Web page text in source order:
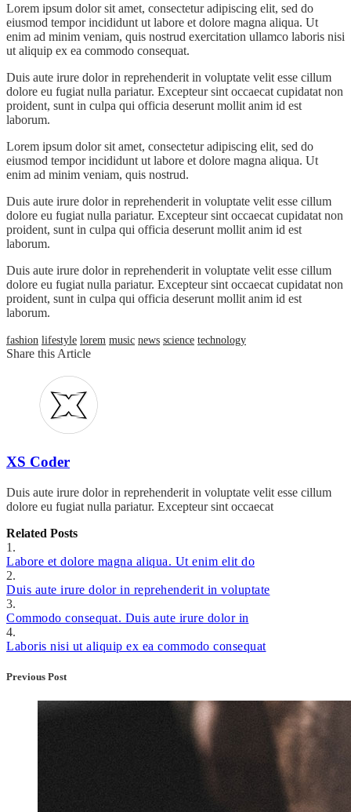
Lorem ipsum dolor sit amet, consectetur adipiscing elit, sed do
eiusmod tempor incididunt ut labore et dolore magna aliqua. Ut
enim ad minim veniam, quis nostrud exercitation ullamco laboris nisi
ut aliquip ex ea commodo consequat.
Duis aute irure dolor in reprehenderit in voluptate velit esse cillum
dolore eu fugiat nulla pariatur. Excepteur sint occaecat cupidatat non
proident, sunt in culpa qui officia deserunt mollit anim id est
laborum.
Lorem ipsum dolor sit amet, consectetur adipiscing elit, sed do
eiusmod tempor incididunt ut labore et dolore magna aliqua. Ut
enim ad minim veniam, quis nostrud.
Duis aute irure dolor in reprehenderit in voluptate velit esse cillum
dolore eu fugiat nulla pariatur. Excepteur sint occaecat cupidatat non
proident, sunt in culpa qui officia deserunt mollit anim id est
laborum.
Duis aute irure dolor in reprehenderit in voluptate velit esse cillum
dolore eu fugiat nulla pariatur. Excepteur sint occaecat cupidatat non
proident, sunt in culpa qui officia deserunt mollit anim id est
laborum.
fashion lifestyle lorem music news science technology
Share this Article
XS Coder
Duis aute irure dolor in reprehenderit in voluptate velit esse cillum
dolore eu fugiat nulla pariatur. Excepteur sint occaecat
Related Posts
1.
Labore et dolore magna aliqua. Ut enim elit do
2.
Duis aute irure dolor in reprehenderit in voluptate
3.
Commodo consequat. Duis aute irure dolor in
4.
Laboris nisi ut aliquip ex ea commodo consequat
Previous Post